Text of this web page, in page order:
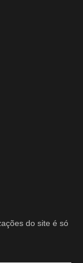
do site é só